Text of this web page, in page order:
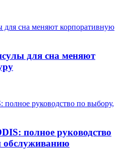
для сна меняют
полное руководство
обслуживанию